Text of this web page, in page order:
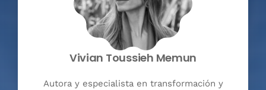
Vivian Toussieh Memun
Autora y especialista en transformación y